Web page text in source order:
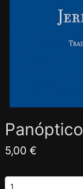
Panóptico
5,00 €